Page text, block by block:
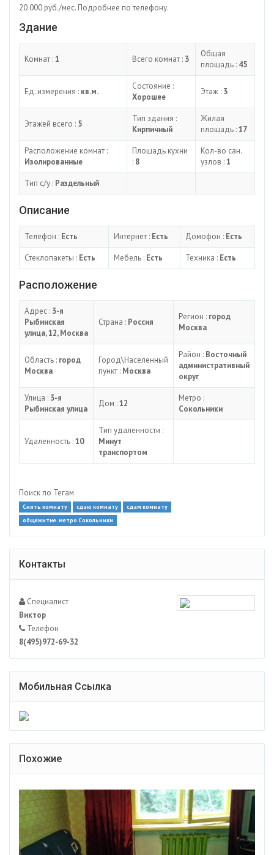
20 000 руб./мес. Подробнее по телефону.
Здание
Комнат :1 Всего комнат : 3
Общая
площадь : 45
Ед. измерения : кв.м.
Состояние :
Хорошее
Этаж : 3
Этажей всего : 5
Тип здания :
Кирпичный
Жилая
площадь :17
Расположение комнат :
Изолированные
Площадь кухни
: 8
Кол-во сан.
узлов :1
Тип с/у : Раздельный
Описание
Телефон : Есть Интернет : Есть Домофон : Есть
Стеклопакеты : Есть Мебель : Есть Техника : Есть
Расположение
Адрес : 3-я
Рыбинская
улица, 12, Москва
Страна : Россия
Регион : город
Москва
Область : город
Москва
Город\Населенный
пункт : Москва
Район : Восточный
административный
округ
Улица : 3-я
Рыбинская улица
Дом :12
Метро :
Сокольники
Удаленность :10
Тип удаленности :
Минут
транспортом
Поиск по Тегам
Снять комнату сдаю комнату
сдам комнату
общежитие. метро Сокольники
Контакты
Специалист
Виктор
Телефон
8(495)972-69-32
Мобильная Ссылка
Похожие